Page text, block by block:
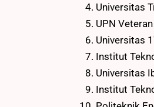
Universitas
UPN
Universitas
Institut
Universitas
Institut